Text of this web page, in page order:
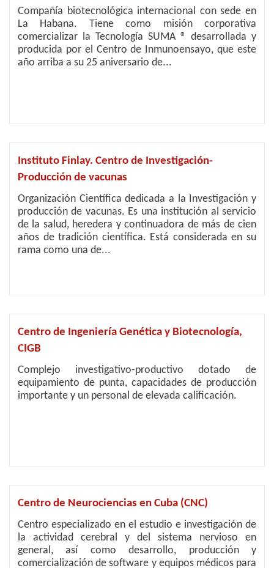
Compañía biotecnológica internacional con sede en
La Habana. Tiene como misión corporativa
comercializar la Tecnología SUMA ® desarrollada y
producida por el Centro de Inmunoensayo, que este
año arriba a su 25 aniversario de...
Instituto Finlay. Centro de Investigación-
Producción de vacunas
Organización Científica dedicada a la Investigación y
producción de vacunas. Es una institución al servicio
de la salud, heredera y continuadora de más de cien
años de tradición científica. Está considerada en su
rama como una de...
Centro de Ingeniería Genética y Biotecnología,
CIGB
Complejo investigativo-productivo dotado de
equipamiento de punta, capacidades de producción
importante y un personal de elevada calificación.
Centro de Neurociencias en Cuba (CNC)
Centro especializado en el estudio e investigación de
la actividad cerebral y del sistema nervioso en
general, así como desarrollo, producción y
comercialización de software y equipos médicos para